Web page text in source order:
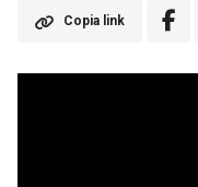
Copia link